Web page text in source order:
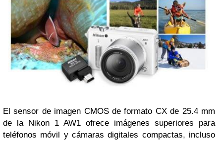
El sensor de imagen CMOS de formato CX de 25.4 mm
de la Nikon 1 AW1 ofrece imágenes superiores para
teléfonos móvil y cámaras digitales compactas, incluso